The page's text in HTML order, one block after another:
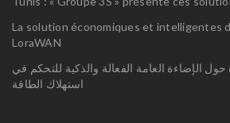
La solution économiques et intelligentes
LoraWAN
حول الإضاءة العامة الفعالة والذكية للتحكم في
استهلاك الطاقة